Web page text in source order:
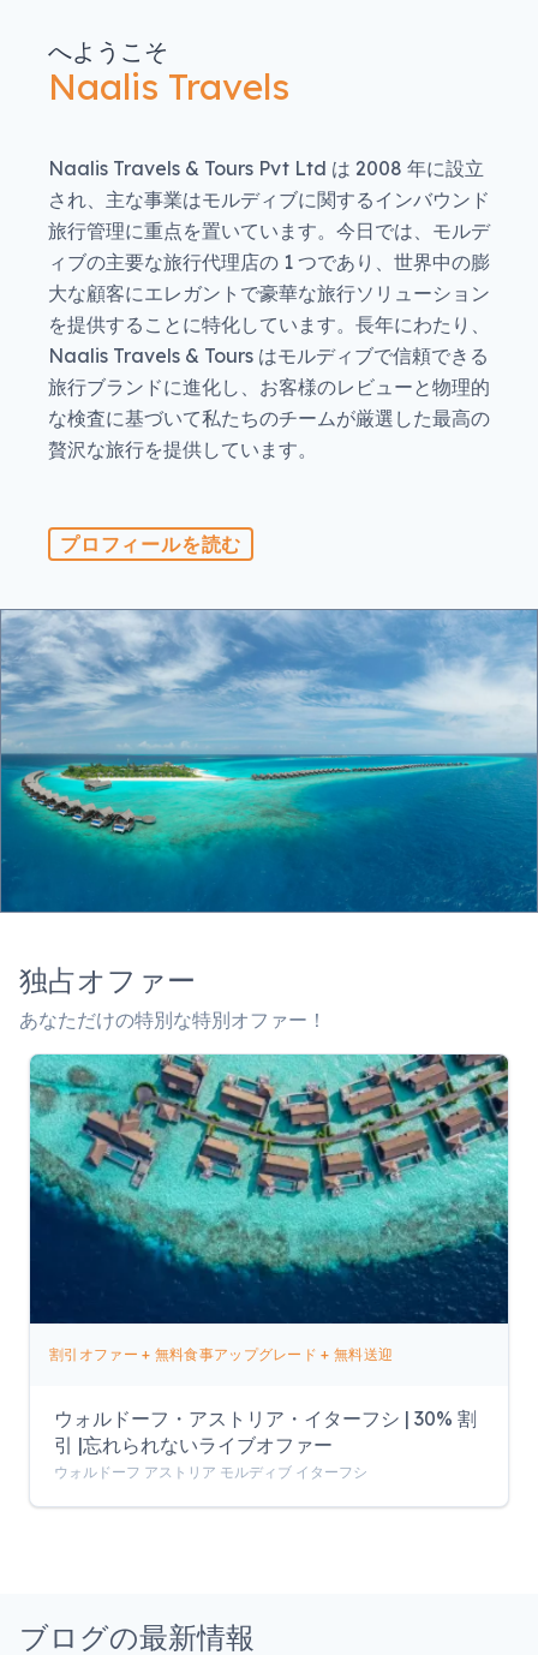
へようこそ
Naalis Travels
Naalis Travels & Tours Pvt Ltd は 2008 年に設立
され、主な事業はモルディブに関するインバウンド
旅行管理に重点を置いています。今日では、モルデ
ィブの主要な旅行代理店の 1 つであり、世界中の膨
大な顧客にエレガントで豪華な旅行ソリューション
を提供することに特化しています。長年にわたり、
Naalis Travels & Tours はモルディブで信頼できる
旅行ブランドに進化し、お客様のレビューと物理的
な検査に基づいて私たちのチームが厳選した最高の
贅沢な旅行を提供しています。
プロフィールを読む
独占オファー
あなただけの特別な特別オファー！
割引オファー + 無料食事アップグレード + 無料送迎
ウォルドーフ・アストリア・イターフシ | 30% 割
引 |忘れられないライブオファー
ウォルドーフ アストリア モルディブ イターフシ
ブログの最新情報